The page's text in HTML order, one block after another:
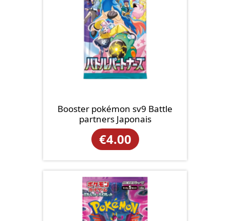
Booster pokémon sv9 Battle
partners Japonais
€4.00